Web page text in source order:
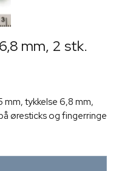
mm, 2 stk.
mm, tykkelse 6,8 mm,
øresticks og fingerringe